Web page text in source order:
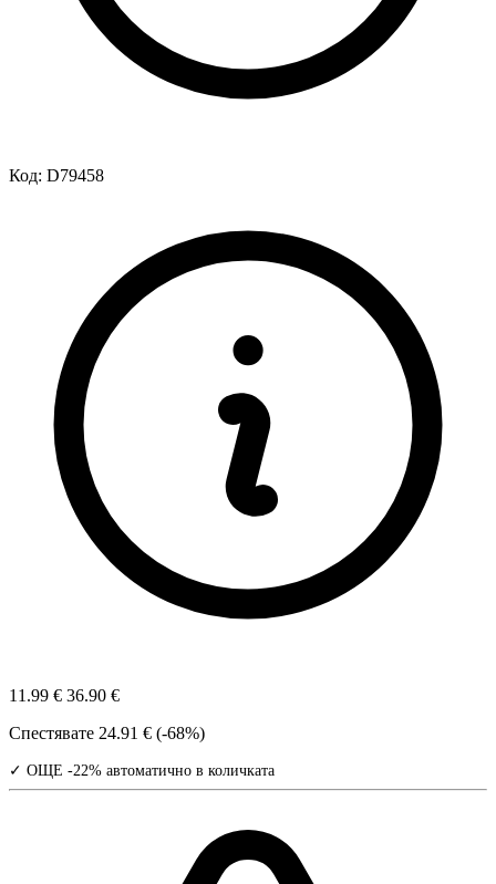
Код: D79458
11.99 € 36.90 €
Спестявате 24.91 € (-68%)
✓ ОЩЕ -22% автоматично в количката